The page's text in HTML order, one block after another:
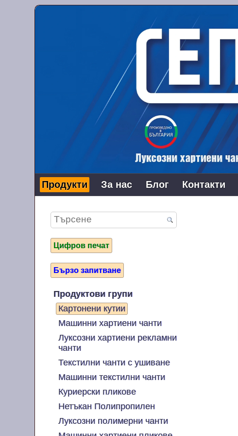
Продукти За нас Блог Контакти
Цифров печат
Бързо запитване
Продуктови групи
Картонени кутии
Машинни хартиени чанти
Луксозни хартиени рекламни
чанти
Текстилни чанти с ушиване
Машинни текстилни чанти
Куриерски пликове
Нетъкан Полипропилен
Луксозни полимерни чанти